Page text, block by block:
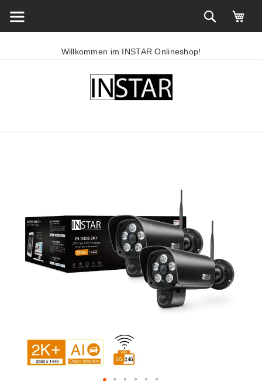
Willkommen im INSTAR Onlineshop!